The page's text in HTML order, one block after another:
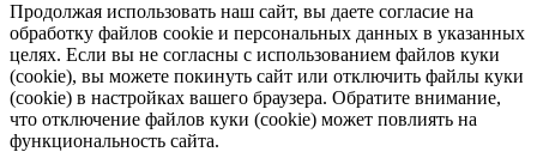
Продолжая использовать наш сайт, вы даете согласие на
обработку файлов cookie и персональных данных в указанных
целях. Если вы не согласны с использованием файлов куки
(cookie), вы можете покинуть сайт или отключить файлы куки
(cookie) в настройках вашего браузера. Обратите внимание,
что отключение файлов куки (cookie) может повлиять на
функциональность сайта.